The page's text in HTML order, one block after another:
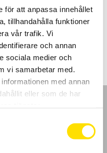
för att anpassa innehållet
tillhandahålla funktioner
vår trafik. Vi
och annan
sociala medier och
vi samarbetar med.
med annan
eller som de har
med dragprovare och
upp till 500 N
LÄS MER